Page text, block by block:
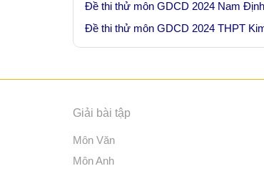
Đề thi thử môn GDCD 2024 Nam
Đề thi thử môn GDCD 2024 THPT
Giải bài tập
Môn Văn
Môn Anh